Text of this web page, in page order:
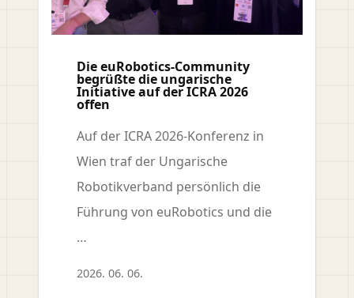
Die euRobotics-Community
begrüßte die ungarische
Initiative auf der ICRA 2026
offen
Auf der ICRA 2026-Konferenz in
Wien traf der Ungarische
Robotikverband persönlich die
Führung von euRobotics und die
…
2026. 06. 06.